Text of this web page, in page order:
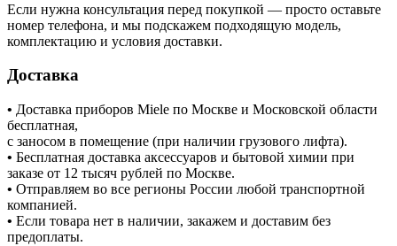
Если нужна консультация перед покупкой — просто оставьте
номер телефона, и мы подскажем подходящую модель,
комплектацию и условия доставки.
Доставка
• Доставка приборов Miele по Москве и Московской области
бесплатная,
с заносом в помещение (при наличии грузового лифта).
• Бесплатная доставка аксессуаров и бытовой химии при
заказе от 12 тысяч рублей по Москве.
• Отправляем во все регионы России любой транспортной
компанией.
• Если товара нет в наличии, закажем и доставим без
предоплаты.